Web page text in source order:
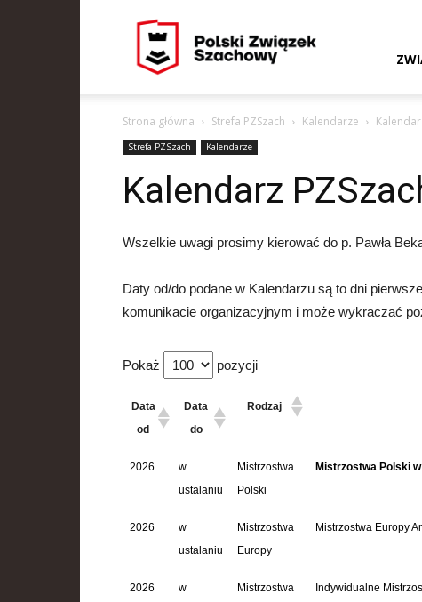
Strona główna Strefa PZSzach Kalendarze
Strefa PZSzach Kalendarze
Kalendarz
Wszelkie uwagi prosimy kierować do p. Pawła
Daty od/do podane w Kalendarzu są to dni
komunikacie organizacyjnym i może wykraczać
Pokaż pozycji
Data
od
Data
do
Rodzaj
2026
w
ustalaniu
Mistrzostwa
Polski
Mistrzostwa Polski
2026
w
ustalaniu
Mistrzostwa
Europy
Mistrzostwa Europy
2026
w
Mistrzostwa
Indywidualne